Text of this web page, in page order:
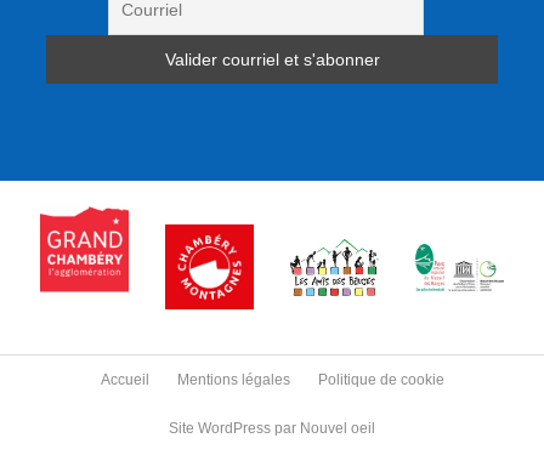
Accueil Mentions légales Politique de cookie
Site WordPress par Nouvel oeil